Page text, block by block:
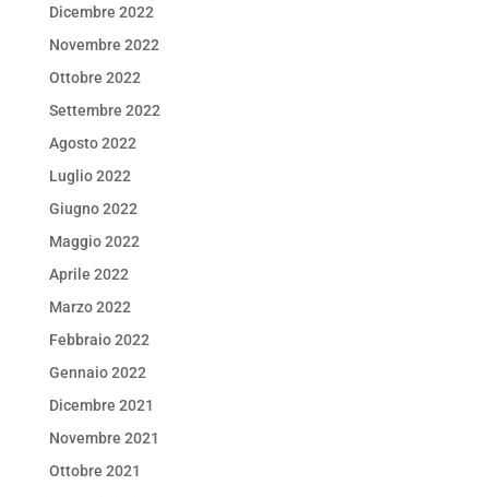
Dicembre 2022
Novembre 2022
Ottobre 2022
Settembre 2022
Agosto 2022
Luglio 2022
Giugno 2022
Maggio 2022
Aprile 2022
Marzo 2022
Febbraio 2022
Gennaio 2022
Dicembre 2021
Novembre 2021
Ottobre 2021